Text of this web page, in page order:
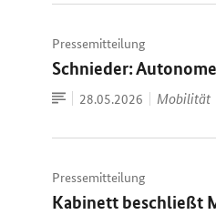
Pressemitteilung
Schnieder:
Zum
Dokument
Datum:
28.05.2026 Mobilität
Pressemitteilung
Kabinett beschließt